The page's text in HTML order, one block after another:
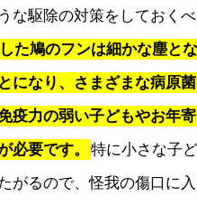
な駆除の対策をしておくべ
た鳩のフンは細かな塵と
になり、さまざまな病原
疫力の弱い子どもやお年
必要です。
特に小さな子
がるので、怪我の傷口に